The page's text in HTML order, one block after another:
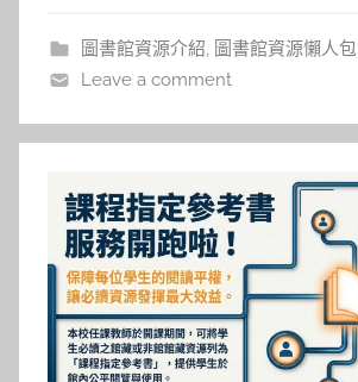
圖書館資源介紹, 圖書館資源懶人包
Leave a comment